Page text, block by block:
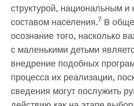
структурой, национальным и
составом населения.7 В
осознание того, насколько
с маленькими детьми
внедрение подобных
процесса их реализации,
сведения могут послужить